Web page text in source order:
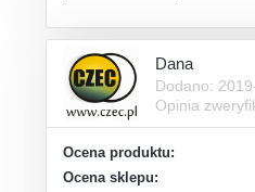
Dana
Dodano:
Opinia
Ocena produktu:
Ocena sklepu: